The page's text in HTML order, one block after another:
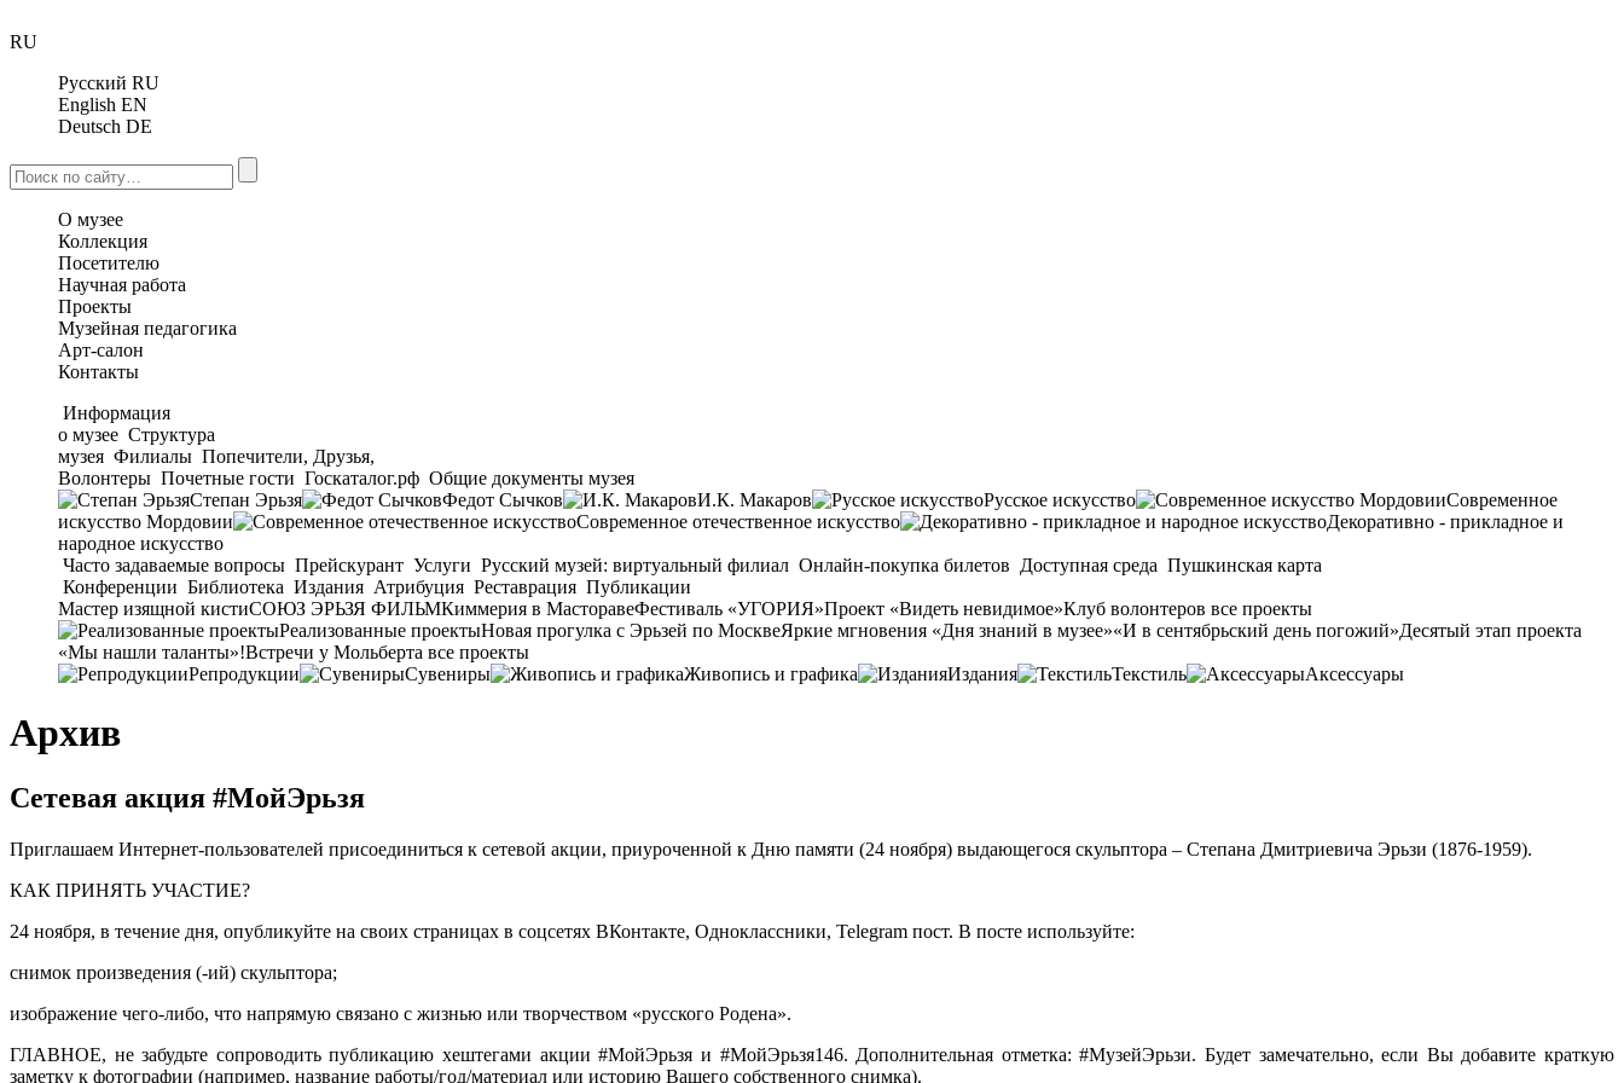
RU
Русский RU
English EN
Deutsch DE
О музее
Коллекция
Посетителю
Научная работа
Проекты
Музейная педагогика
Арт-салон
Контакты
Информация
о музее Структура
музея Филиалы Попечители, Друзья,
Волонтеры Почетные гости Госкаталог.рф Общие документы музея
Степан Эрьзя
Федот Сычков И.К. Макаров Русское искусство
Современное
искусство Мордовии
Современное отечественное искусство
Декоративно - прикладное и
народное искусство
Часто задаваемые вопросы Прейскурант Услуги Русский музей: виртуальный филиал Онлайн-покупка билетов Доступная среда Пушкинская карта
Конференции Библиотека Издания Атрибуция Реставрация Публикации
Мастер изящной кистиСОЮЗ ЭРЬЗЯ ФИЛЬМКиммерия в МасторавеФестиваль «УГОРИЯ»Проект «Видеть невидимое»Клуб волонтеров все проекты
Реализованные проектыНовая прогулка с Эрьзей по МосквеЯркие мгновения «Дня знаний в музее»«И в сентябрьский день погожий»Десятый этап проекта
«Мы нашли таланты»!Встречи у Мольберта все проекты
Репродукции
Сувениры Живопись и графика Издания Текстиль Аксессуары
Архив
Сетевая акция #МойЭрьзя
Приглашаем Интернет-пользователей присоединиться к сетевой акции, приуроченной к Дню памяти (24 ноября) выдающегося скульптора – Степана Дмитриевича Эрьзи (1876-1959).
КАК ПРИНЯТЬ УЧАСТИЕ?
24 ноября, в течение дня, опубликуйте на своих страницах в соцсетях ВКонтакте, Одноклассники, Telegram пост. В посте используйте:
снимок произведения (-ий) скульптора;
изображение чего-либо, что напрямую связано с жизнью или творчеством «русского Родена».
ГЛАВНОЕ, не забудьте сопроводить публикацию хештегами акции#МойЭрьзя и #МойЭрьзя146. Дополнительная отметка:#МузейЭрьзи. Будет замечательно, если Вы добавите краткую
заметку к фотографии (например, название работы/год/материал или историю Вашего собственного снимка).